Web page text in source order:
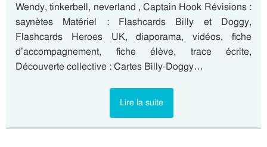
Wendy, tinkerbell, neverland , Captain Hook Révisions :
saynètes Matériel : Flashcards Billy et Doggy,
Flashcards Heroes UK, diaporama, vidéos, fiche
d’accompagnement, fiche élève, trace écrite,
Découverte collective : Cartes Billy-Doggy…
Lire la suite